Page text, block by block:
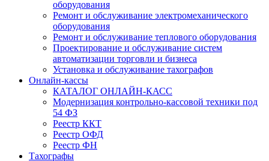
оборудования
Ремонт и обслуживание электромеханического
оборудования
Ремонт и обслуживание теплового оборудования
Проектирование и обслуживание систем
автоматизации торговли и бизнеса
Установка и обслуживание тахографов
Онлайн-кассы
КАТАЛОГ ОНЛАЙН-КАСС
Модернизация контрольно-кассовой техники под
54 ФЗ
Реестр ККТ
Реестр ОФД
Реестр ФН
Тахографы